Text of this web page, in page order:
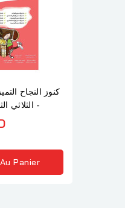
كنوز النجاح
- الثلاثي الثاني
Panier